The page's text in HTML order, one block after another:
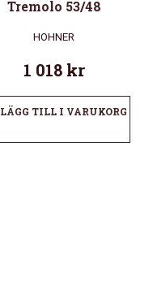
Tremolo 53/48
HOHNER
1 018 kr
LÄGG TILL I VARUKORG